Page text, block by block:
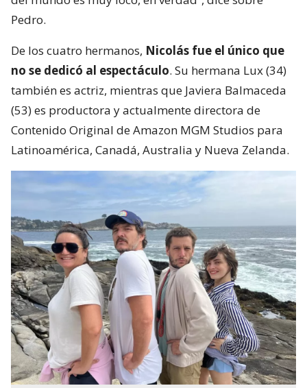
Pedro.
De los cuatro hermanos, Nicolás fue el único que
no se dedicó al espectáculo. Su hermana Lux (34)
también es actriz, mientras que Javiera Balmaceda
(53) es productora y actualmente directora de
Contenido Original de Amazon MGM Studios para
Latinoamérica, Canadá, Australia y Nueva Zelanda.